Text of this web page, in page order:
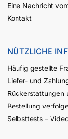
Eine Nachricht
Kontakt
NÜTZLICHE
Häufig gestellte
Liefer- und
Rückerstattungen
Bestellung
Selbsttests –